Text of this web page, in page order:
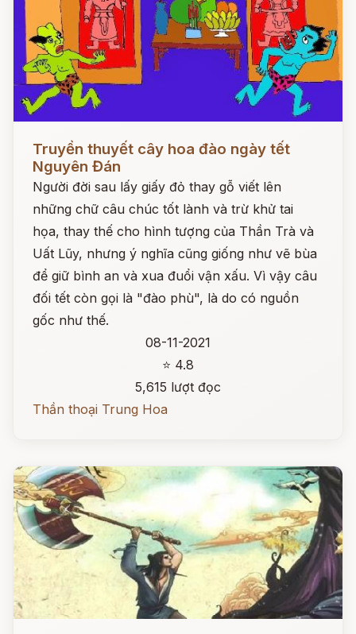
Đọc ngay
Truyền thuyết cây hoa đào ngày tết
Nguyên Đán
Người đời sau lấy giấy đỏ thay gỗ viết lên
những chữ câu chúc tốt lành và trừ khử tai
họa, thay thế cho hình tượng của Thần Trà và
Uất Lũy, nhưng ý nghĩa cũng giống như vẽ bùa
để giữ bình an và xua đuổi vận xấu. Vì vậy câu
đối tết còn gọi là "đào phù", là do có nguồn
gốc như thế.
08-11-2021
⭐ 4.8
5,615 lượt đọc
Thần thoại Trung Hoa